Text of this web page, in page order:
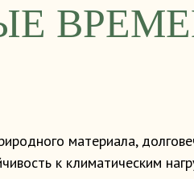
материала,
к климатическим